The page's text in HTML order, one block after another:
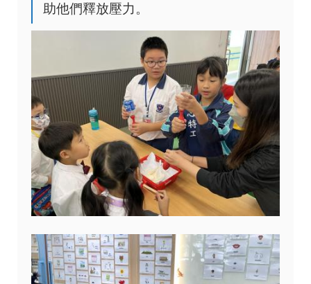
助他們釋放壓力。